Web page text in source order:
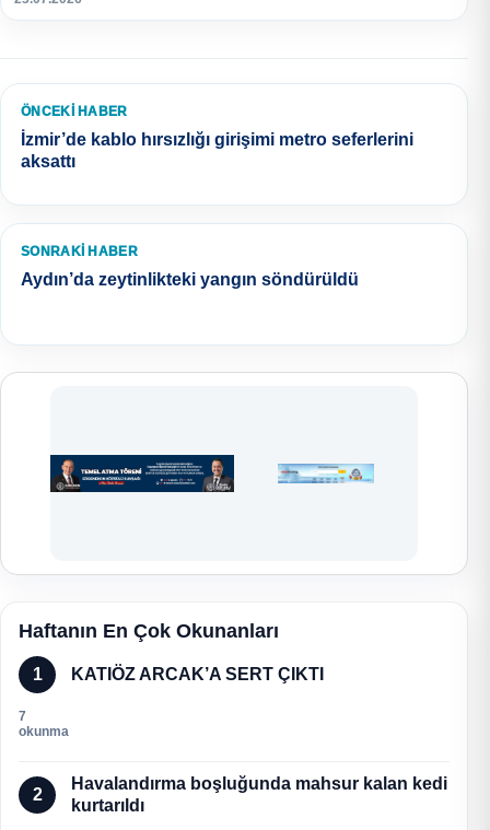
ÖNCEKI HABER
İzmir’de kablo hırsızlığı girişimi metro seferlerini
aksattı
SONRAKI HABER
Aydın’da zeytinlikteki yangın söndürüldü
Haftanın En Çok Okunanları
1 KATIÖZ ARCAK’A SERT ÇIKTI
7
okunma
2
Havalandırma boşluğunda mahsur kalan kedi
kurtarıldı